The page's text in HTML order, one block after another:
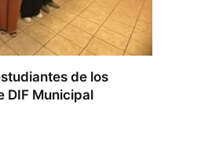
de los
DIF Municipal